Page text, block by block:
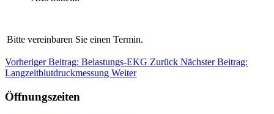
Bitte vereinbaren Sie einen Termin.
Vorheriger Beitrag: Belastungs-EKG Zurück Nächster Beitrag:
Langzeitblutdruckmessung Weiter
Öffnungszeiten